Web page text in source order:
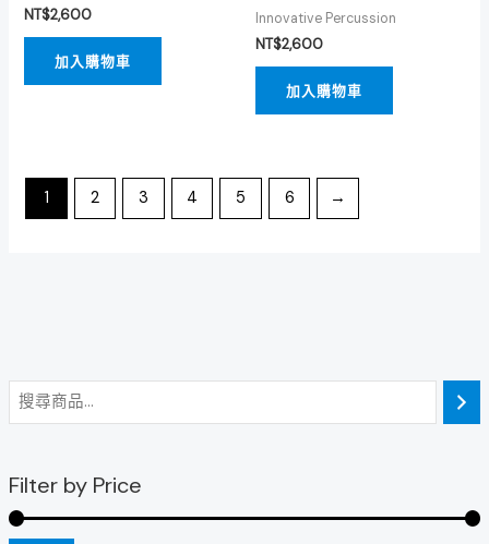
Filter by Price
NT$2,600
加入購物車
Innovative Percussion
NT$2,600
加入購物車
1 2 3 4 5 6 →